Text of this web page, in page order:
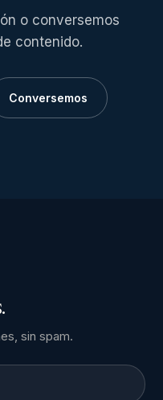
o conversemos
contenido.
Conversemos
sin spam.